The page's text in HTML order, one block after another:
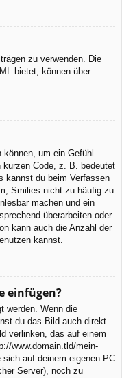
zu verwenden. Die
bietet, können über
um ein Gefühl
Code, z. B. bedeutet
kannst du beim Verfassen
Smilies nicht zu häufig zu
machen und ein
überarbeiten oder
kann auch die Anzahl der
kannst.
einfügen?
werden. Wenn die
du das Bild auch direkt
verlinken, das auf einem
www.domain.tld/mein-
auf deinem eigenen PC
Server), noch zu